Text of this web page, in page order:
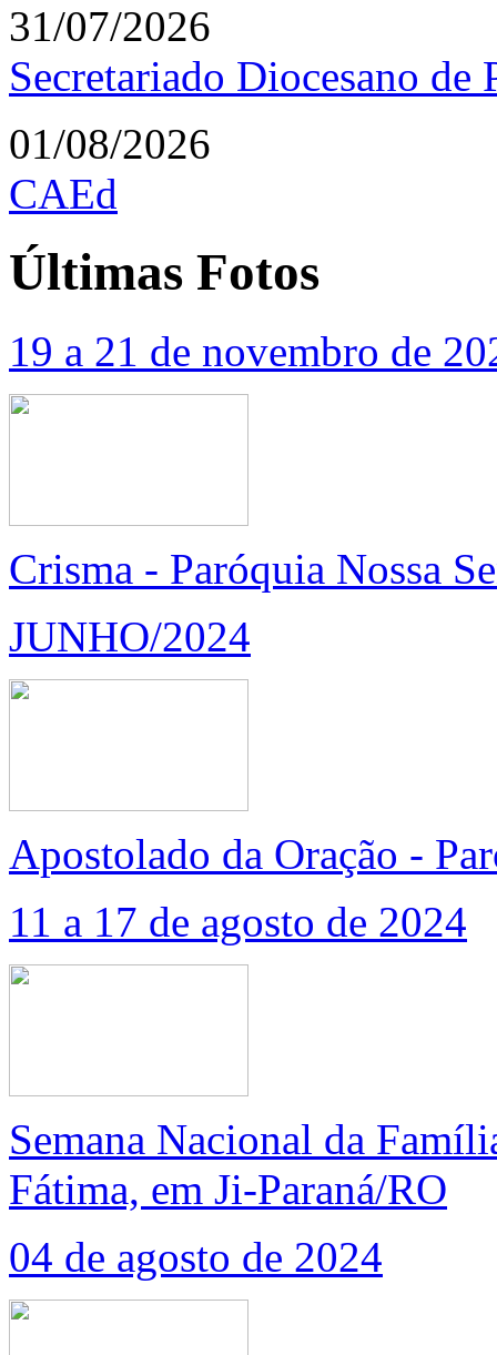
31/07/2026
Secretariado Diocesano de
01/08/2026
CAEd
Últimas Fotos
19 a 21 de novembro de
Crisma - Paróquia Nossa
JUNHO/2024
Apostolado da Oração -
11 a 17 de agosto de 2024
Semana Nacional da
Fátima, em Ji-Paraná/RO
04 de agosto de 2024